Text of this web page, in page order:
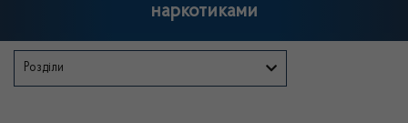
наркотиками
Розділи